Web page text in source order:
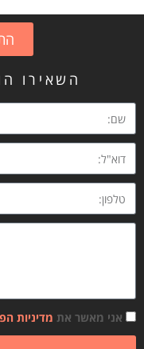
השאירו
אני מאשר את מדיניות